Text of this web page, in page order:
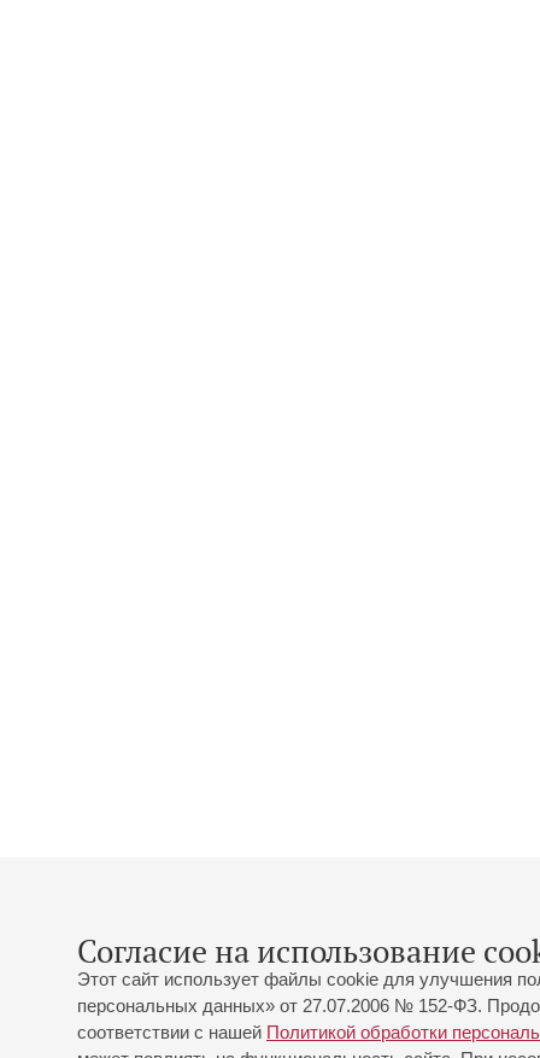
Согласие на использование
Этот сайт использует файлы cookie для улучшения
персональных данных» от 27.07.2006 № 152-ФЗ.
соответствии с нашей Политикой обработки